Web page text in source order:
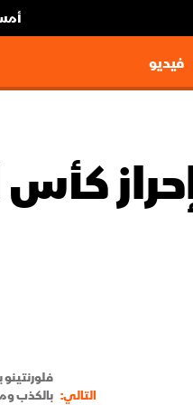
فيديو
كأس
التالي: بالكذب